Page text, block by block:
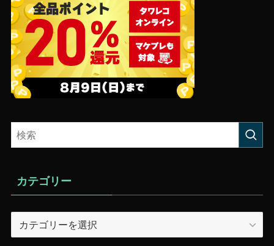
カテゴリー
テ